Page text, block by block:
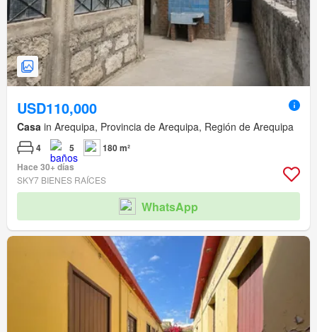
USD110,000
Casa in Arequipa, Provincia de Arequipa, Región de Arequipa
4 5
180 m²
Hace 30+ días
SKY7 BIENES RAÍCES
WhatsApp